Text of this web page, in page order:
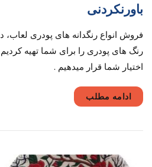
باورنکردنی
فروش انواع رنگدانه های پودری
رنگ های پودری را برای شما تهیه کردیم
اختیار شما قرار میدهیم .
ادامه مطلب